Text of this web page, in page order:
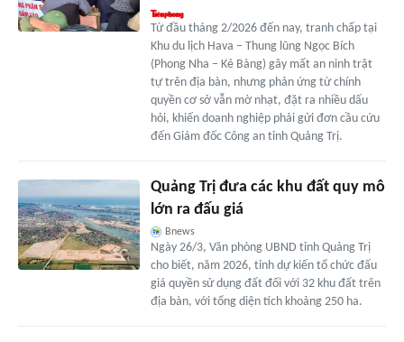
Từ đầu tháng 2/2026 đến nay, tranh chấp tại
Khu du lịch Hava – Thung lũng Ngọc Bích
(Phong Nha – Kẻ Bàng) gây mất an ninh trật
tự trên địa bàn, nhưng phản ứng từ chính
quyền cơ sở vẫn mờ nhạt, đặt ra nhiều dấu
hỏi, khiến doanh nghiệp phải gửi đơn cầu cứu
đến Giám đốc Công an tỉnh Quảng Trị.
Quảng Trị đưa các khu đất quy mô
lớn ra đấu giá
Bnews
Ngày 26/3, Văn phòng UBND tỉnh Quảng Trị
cho biết, năm 2026, tỉnh dự kiến tổ chức đấu
giá quyền sử dụng đất đối với 32 khu đất trên
địa bàn, với tổng diện tích khoảng 250 ha.